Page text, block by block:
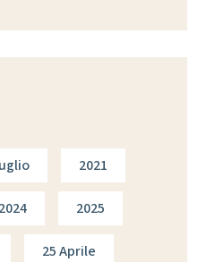
2021
2025
25 Aprile